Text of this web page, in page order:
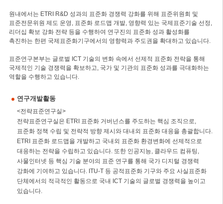
원내에서는 ETRI R&D 성과의 표준화 경쟁력 강화를 위해 표준위원회 및
표준전문위원 제도 운영, 표준화 로드맵 개발, 영향력 있는 국제표준기술 선정,
리더십 확보 강화 전략 등을 수행하여 연구진의 표준화 성과 활성화를
촉진하는 한편 국제표준화기구에서의 영향력과 주도권을 확대하고 있습니다.
표준연구본부는 글로벌 ICT 기술의 변화 속에서 선제적 표준화 전략을 통해
국제적인 기술 경쟁력을 확보하고, 국가 및 기관의 표준화 성과를 극대화하는
역할을 수행하고 있습니다.
연구개발활동
<전략표준연구실>
전략표준연구실은 ETRI 표준화 거버넌스를 주도하는 핵심 조직으로,
표준화 정책 수립 및 전략적 방향 제시와 대내외 표준화 대응을 총괄합니다.
ETRI 표준화 로드맵을 개발하고 국내외 표준화 환경변화에 선제적으로
대응하는 전략을 수립하고 있습니다. 또한 인공지능, 클라우드 컴퓨팅,
사물인터넷 등 핵심 기술 분야의 표준 연구를 통해 국가 디지털 경쟁력
강화에 기여하고 있습니다. ITU-T 등 공적표준화 기구와 주요 사실표준화
단체에서의 적극적인 활동으로 국내 ICT 기술의 글로벌 경쟁력을 높이고
있습니다.